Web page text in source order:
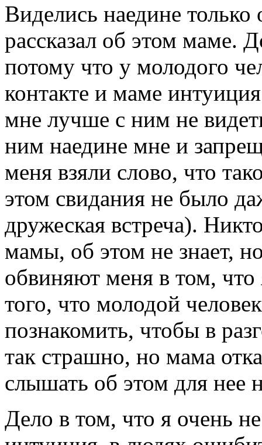
Виделись наедине только
рассказал об этом маме.
потому что у молодого
контакте и маме
мне лучше с ним не
ним наедине мне и
меня взяли слово, что
этом свидания не было
дружеская встреча).
мамы, об этом не знает,
обвиняют меня в том,
того, что молодой
познакомить, чтобы в
так страшно, но мама
слышать об этом для нее
Дело в том, что я очень